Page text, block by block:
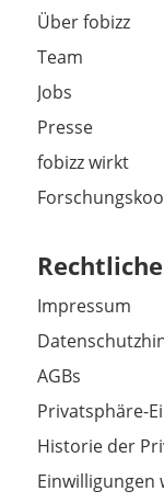
Über fobizz
Team
Jobs
Presse
fobizz wirkt
Impressum
AGBs
Privatsphäre-
Historie der
Einwilligungen